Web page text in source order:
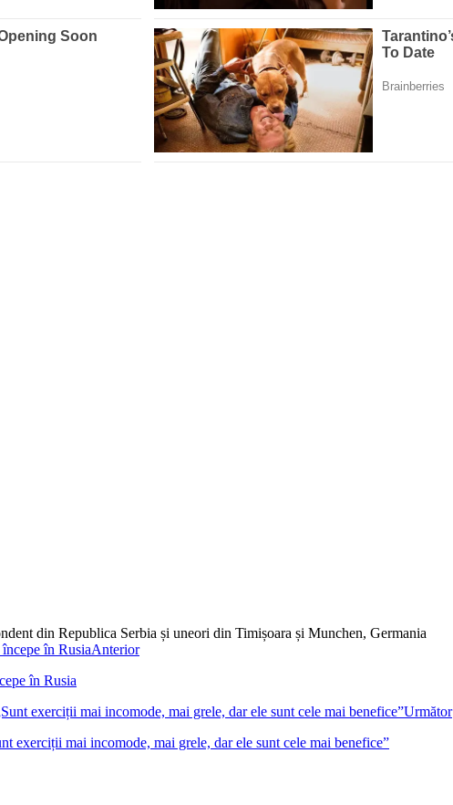
din Republica Serbia și uneori din Timișoara și Munchen, Germania
Anterior
în Rusia
Următor
exerciții mai incomode, mai grele, dar ele sunt cele mai benefice”